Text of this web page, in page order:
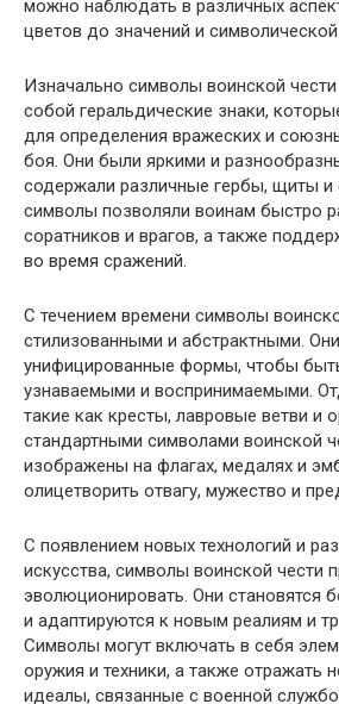
можно наблюдать в различных
цветов до значений и символической
Изначально символы воинской
собой геральдические знаки,
для определения вражеских и
боя. Они были яркими и
содержали различные гербы, щиты и
символы позволяли воинам быстро
соратников и врагов, а также
во время сражений.
С течением времени символы
стилизованными и абстрактными.
унифицированные формы, чтобы
узнаваемыми и воспринимаемыми.
такие как кресты, лавровые ветви и
стандартными символами воинской
изображены на флагах, медалях и
олицетворить отвагу, мужество и
С появлением новых технологий и
искусства, символы воинской чести
эволюционировать. Они становятся
и адаптируются к новым реалиям и
Символы могут включать в себя
оружия и техники, а также отражать
идеалы, связанные с военной